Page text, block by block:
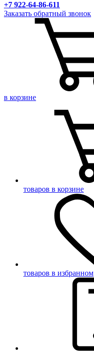
+7 922-64-86-611
Заказать обратный звонок
в корзине
товаров в корзине
товаров в избранном